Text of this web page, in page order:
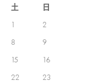
土
日
1
2
8
9
15
16
22
23